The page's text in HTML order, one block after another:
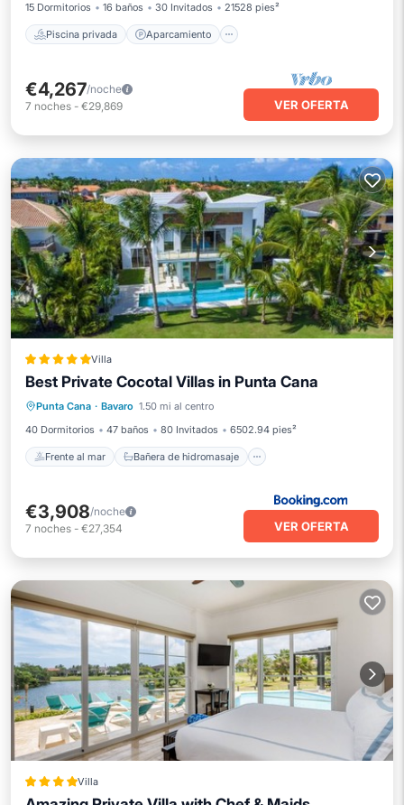
15 Dormitorios
16 baños 30 Invitados 21528 pies²
Piscina privada Aparcamiento
€4,267/noche
7 noches - €29,869 VER OFERTA
Villa
Best Private Cocotal Villas in Punta Cana
Punta Cana · Bavaro 1.50 mi al centro
40 Dormitorios
47 baños 80 Invitados 6502.94 pies²
Frente al mar Bañera de hidromasaje
Frente al mar
Bañera de hidromasaje
Desayuno
Aparcamiento
€3,908/noche
7 noches - €27,354 VER OFERTA
Villa